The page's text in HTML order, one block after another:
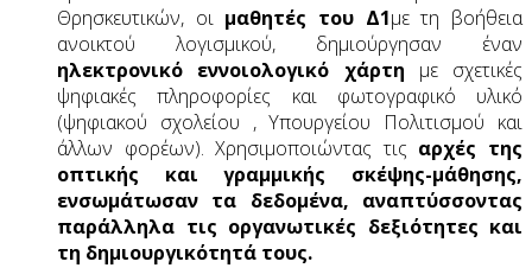
Θρησκευτικών, οιμαθητές του Δ1με τη βοήθεια
ανοικτού λογισμικού, δημιούργησαν έναν
ηλεκτρονικό εννοιολογικό χάρτη με σχετικές
ψηφιακές πληροφορίες και φωτογραφικό υλικό
(ψηφιακού σχολείου , Υπουργείου Πολιτισμού και
άλλων φορέων). Χρησιμοποιώντας τις αρχές της
οπτικής και γραμμικής σκέψης-μάθησης,
ενσωμάτωσαν τα δεδομένα, αναπτύσσοντας
παράλληλα τις οργανωτικές δεξιότητες και
τη δημιουργικότητά τους.